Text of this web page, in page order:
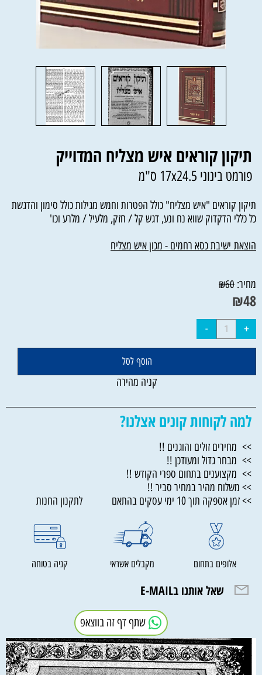
תיקון קוראים איש מצליח המדוייק
פורמט בינוני 17x24.5 ס"מ
תיקון קוראים "איש מצליח" כולל הפטרות וחמש מגילות כולל סימון והדגשת
כל כללי הדקדוק שווא נח ונע, דגש קל / חזק, מלעיל / מלרע וכו'
הוצאת ישיבת כסא רחמים - מכון איש מצליח
מחיר: ₪60
₪48
הוסף לסל
קניה מהירה
למה לקוחות קונים אצלנו?
>> מחירים זולים והוגנים !!
>> מבחר גדול ומעודכן !!
>> מקצוענים בתחום ספרי הקודש !!
>> משלוח מהיר במחיר סביר !!
>> זמן אספקה תוך 10 ימי עסקים בהתאם לתקנון החנות
אלופים בתחום מקבלים אשראי קניה בטוחה
שאל אותנו בE-MAIL
שתף דף זה בווצאפ